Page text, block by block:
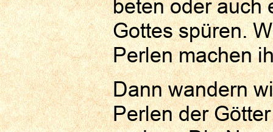
beten oder auch
Gottes spüren.
Perlen machen
Dann wandern
Perlen der